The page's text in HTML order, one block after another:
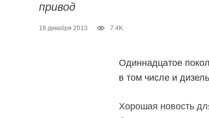
привод
18 декабря 2013 7.4K
Одиннадцатое
в том числе и
Хорошая новость